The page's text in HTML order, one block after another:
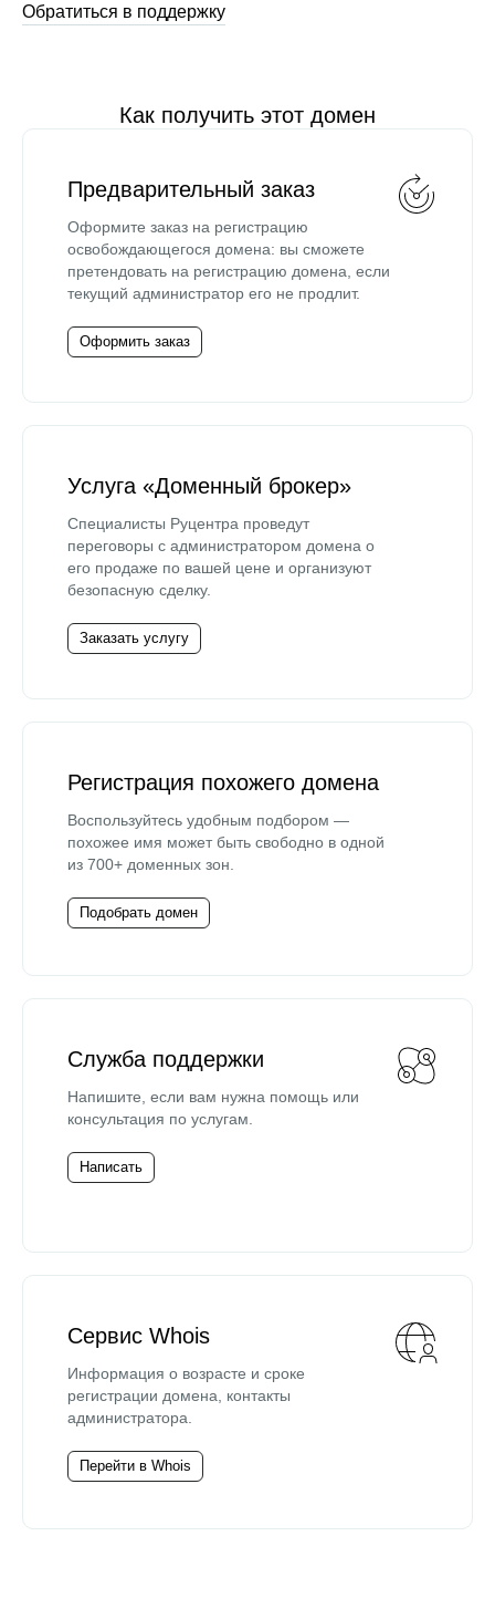
Обратиться в поддержку
Как получить этот домен
Предварительный заказ
Оформите заказ на регистрацию
освобождающегося домена: вы сможете
претендовать на регистрацию домена, если
текущий администратор его не продлит.
Оформить заказ
Услуга «Доменный брокер»
Специалисты Руцентра проведут
переговоры с администратором домена о
его продаже по вашей цене и организуют
безопасную сделку.
Заказать услугу
Регистрация похожего домена
Воспользуйтесь удобным подбором —
похожее имя может быть свободно в одной
из 700+ доменных зон.
Подобрать домен
Служба поддержки
Напишите, если вам нужна помощь или
консультация по услугам.
Написать
Сервис Whois
Информация о возрасте и сроке
регистрации домена, контакты
администратора.
Перейти в Whois